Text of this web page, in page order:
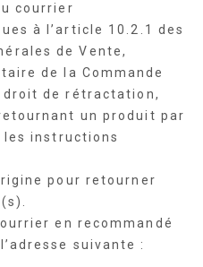
courrier
à l’article 10.2.1 des
de Vente,
de la Commande
droit de rétractation,
un produit par
instructions
pour retourner
en recommandé
suivante :